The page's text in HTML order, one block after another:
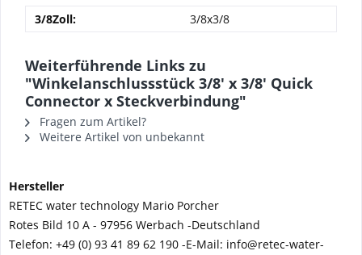
3/8Zoll: 3/8x3/8
Weiterführende Links zu
"Winkelanschlussstück 3/8' x 3/8' Quick
Connector x Steckverbindung"
Fragen zum Artikel?
Weitere Artikel von unbekannt
Hersteller
RETEC water technology Mario Porcher
Rotes Bild 10 A - 97956 Werbach -Deutschland
Telefon: +49 (0) 93 41 89 62 190 -E-Mail: info@retec-water-